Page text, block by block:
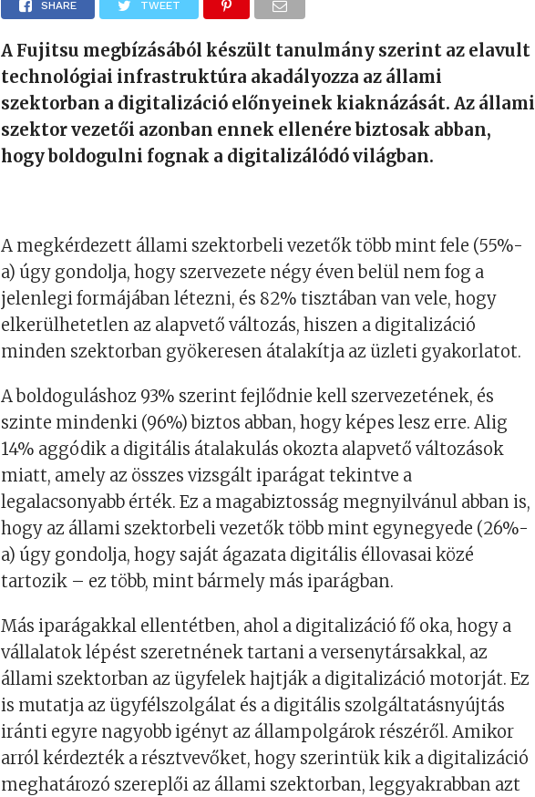
SHARE TWEET
A Fujitsu megbízásából készült tanulmány szerint az elavult
technológiai infrastruktúra akadályozza az állami
szektorban a digitalizáció előnyeinek kiaknázását. Az állami
szektor vezetői azonban ennek ellenére biztosak abban,
hogy boldogulni fognak a digitalizálódó világban.
A megkérdezett állami szektorbeli vezetők több mint fele (55%-
a) úgy gondolja, hogy szervezete négy éven belül nem fog a
jelenlegi formájában létezni, és 82% tisztában van vele, hogy
elkerülhetetlen az alapvető változás, hiszen a digitalizáció
minden szektorban gyökeresen átalakítja az üzleti gyakorlatot.
A boldoguláshoz 93% szerint fejlődnie kell szervezetének, és
szinte mindenki (96%) biztos abban, hogy képes lesz erre. Alig
14% aggódik a digitális átalakulás okozta alapvető változások
miatt, amely az összes vizsgált iparágat tekintve a
legalacsonyabb érték. Ez a magabiztosság megnyilvánul abban is,
hogy az állami szektorbeli vezetők több mint egynegyede (26%-
a) úgy gondolja, hogy saját ágazata digitális éllovasai közé
tartozik – ez több, mint bármely más iparágban.
Más iparágakkal ellentétben, ahol a digitalizáció fő oka, hogy a
vállalatok lépést szeretnének tartani a versenytársakkal, az
állami szektorban az ügyfelek hajtják a digitalizáció motorját. Ez
is mutatja az ügyfélszolgálat és a digitális szolgáltatásnyújtás
iránti egyre nagyobb igényt az állampolgárok részéről. Amikor
arról kérdezték a résztvevőket, hogy szerintük kik a digitalizáció
meghatározó szereplői az állami szektorban, leggyakrabban azt